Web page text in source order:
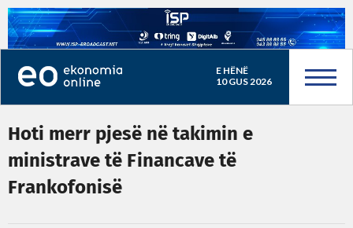
E HËNË
10 GUS 2026
Hoti merr pjesë në takimin e
ministrave të Financave të
Frankofonisë